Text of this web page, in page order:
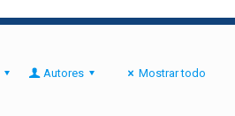
Autores Mostrar todo